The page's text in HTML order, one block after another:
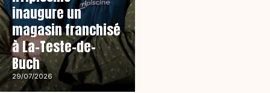
inaugure un
magasin franchisé
à La-Teste-de-
Buch
29/07/2026